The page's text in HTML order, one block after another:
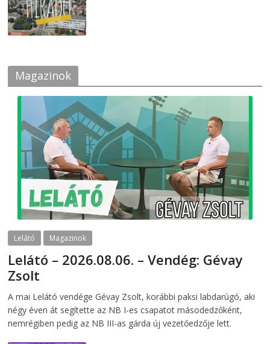
Magazinok
Lelátó Magazinok
Lelátó – 2026.08.06. – Vendég: Gévay
Zsolt
A mai Lelátó vendége Gévay Zsolt, korábbi paksi labdarúgó, aki
négy éven át segítette az NB I-es csapatot másodedzőként,
nemrégiben pedig az NB III-as gárda új vezetőedzője lett.